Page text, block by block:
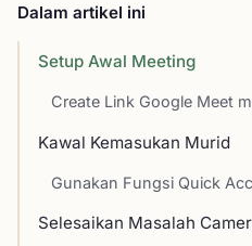
Dalam artikel ini
Setup Awal Meeting
Create Link Google Meet
Kawal Kemasukan Murid
Gunakan Fungsi Quick
Selesaikan Masalah